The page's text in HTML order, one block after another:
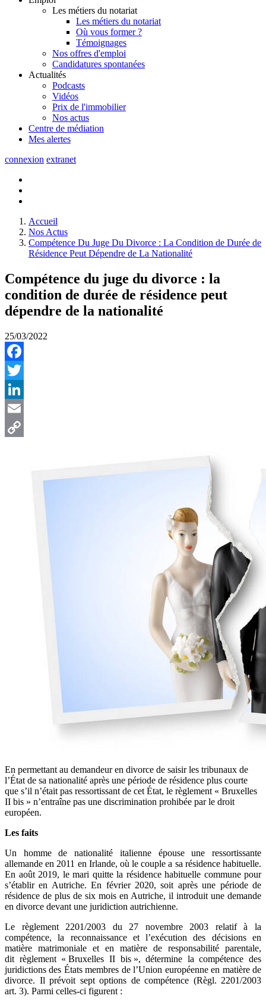
Les métiers du notariat
Les métiers du notariat
Où vous former ?
Témoignages
Nos offres d'emploi
Candidatures spontanées
Actualités
Podcasts
Vidéos
Prix de l'immobilier
Nos actus
Centre de médiation
Mes alertes
connexion extranet
Accueil
Nos Actus
Compétence Du Juge Du Divorce : La Condition de Durée de
Résidence Peut Dépendre de La Nationalité
Compétence du juge du divorce : la
condition de durée de résidence peut
dépendre de la nationalité
25/03/2022
Facebook
Twitter
LinkedIn
Email
En permettant au demandeur en divorce de saisir les tribunaux de
l’État de sa nationalité après une période de résidence plus courte
que s’il n’était pas ressortissant de cet État, le règlement « Bruxelles
II bis » n’entraîne pas une discrimination prohibée par le droit
européen.
Les faits
Un homme de nationalité italienne épouse une ressortissante
allemande en 2011 en Irlande, où le couple a sa résidence habituelle.
En août 2019, le mari quitte la résidence habituelle commune pour
s’établir en Autriche. En février 2020, soit après une période de
résidence de plus de six mois en Autriche, il introduit une demande
en divorce devant une juridiction autrichienne.
Le règlement 2201/2003 du 27 novembre 2003 relatif à la
compétence, la reconnaissance et l’exécution des décisions en
matière matrimoniale et en matière de responsabilité parentale,
dit règlement « Bruxelles II bis », détermine la compétence des
juridictions des États membres de l’Union européenne en matière de
divorce. Il prévoit sept options de compétence (Règl. 2201/2003
art. 3). Parmi celles-ci figurent :